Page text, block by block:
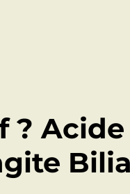
?